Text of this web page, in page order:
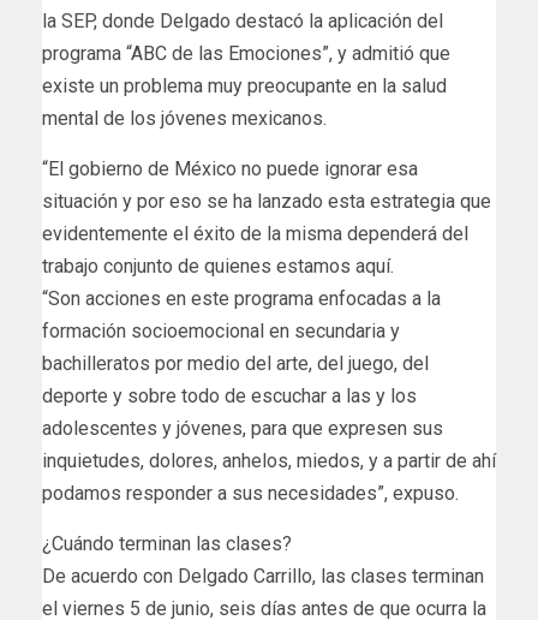
la SEP, donde Delgado destacó la aplicación del
programa “ABC de las Emociones”, y admitió que
existe un problema muy preocupante en la salud
mental de los jóvenes mexicanos.
“El gobierno de México no puede ignorar esa
situación y por eso se ha lanzado esta estrategia que
evidentemente el éxito de la misma dependerá del
trabajo conjunto de quienes estamos aquí.
“Son acciones en este programa enfocadas a la
formación socioemocional en secundaria y
bachilleratos por medio del arte, del juego, del
deporte y sobre todo de escuchar a las y los
adolescentes y jóvenes, para que expresen sus
inquietudes, dolores, anhelos, miedos, y a partir de ahí
podamos responder a sus necesidades”, expuso.
¿Cuándo terminan las clases?
De acuerdo con Delgado Carrillo, las clases terminan
el viernes 5 de junio, seis días antes de que ocurra la